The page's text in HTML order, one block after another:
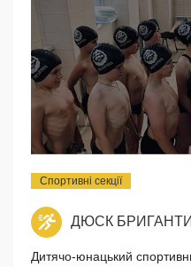
Спортивні секції
ДЮСК
Дитячо-юнацький